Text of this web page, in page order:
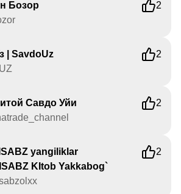
Бозор
2
| SavdoUz
2
Савдо Уйи
2
yangiliklar
KItob Yakkabog`
2